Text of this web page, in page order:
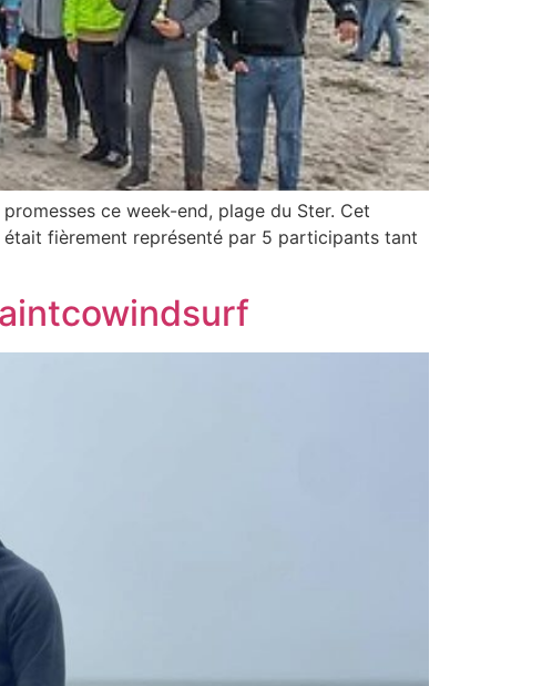
ce week-end, plage du Ster. Cet
était fièrement représenté par 5 participants tant